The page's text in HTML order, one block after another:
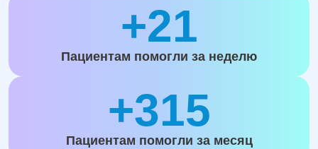
+21
Пациентам помогли за неделю
+315
Пациентам помогли за месяц